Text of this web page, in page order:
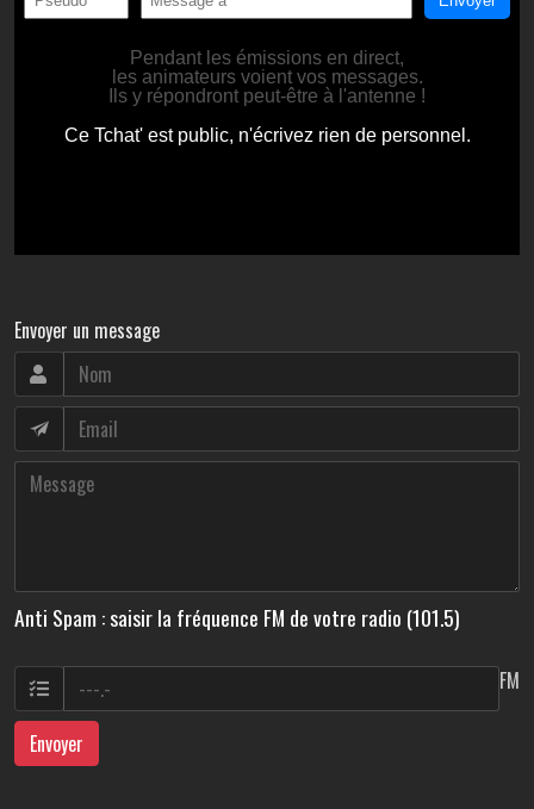
Envoyer un message
Anti Spam : saisir la fréquence FM de votre radio (101.5)
FM
Envoyer